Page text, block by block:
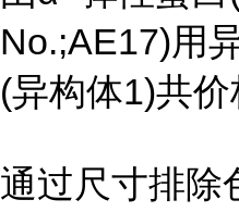
No.;AE17)用
(异构体1)共价
通过尺寸排除